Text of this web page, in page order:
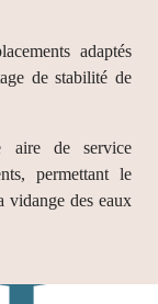
adaptés
de stabilité de
aire de service
permettant le
vidange des eaux